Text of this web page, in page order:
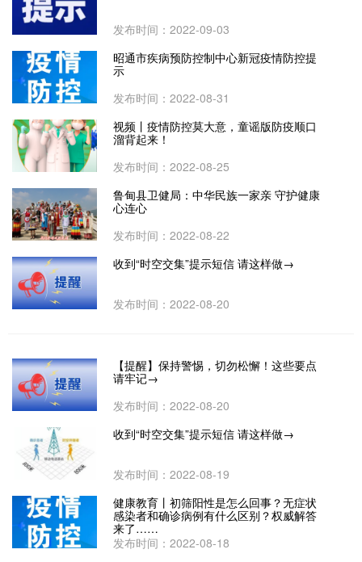
发布时间：2022-09-03
昭通市疾病预防控制中心新冠疫情防控提
示
发布时间：2022-08-31
视频丨疫情防控莫大意，童谣版防疫顺口
溜背起来！
发布时间：2022-08-25
鲁甸县卫健局：中华民族一家亲 守护健康
心连心
发布时间：2022-08-22
收到“时空交集”提示短信 请这样做→
发布时间：2022-08-20
【提醒】保持警惕，切勿松懈！这些要点
请牢记→
发布时间：2022-08-20
收到“时空交集”提示短信 请这样做→
发布时间：2022-08-19
健康教育丨初筛阳性是怎么回事？无症状
感染者和确诊病例有什么区别？权威解答
来了……
发布时间：2022-08-18